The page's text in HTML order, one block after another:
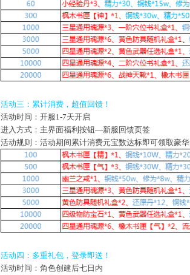
活动三：累计消费，超值回馈！
活动时间：开服1-7天开启
进入方式：主界面福利按钮—新服回馈页签
活动规则：活动期间累计消费元宝数达标即可领取豪华
活动四：多重礼包，登录即送！
活动时间：角色创建后七日内